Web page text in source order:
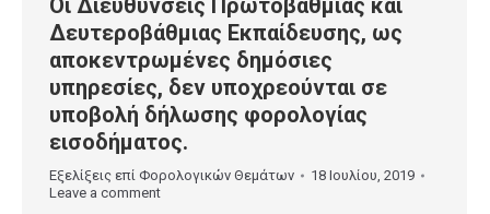
Οι Διευθύνσεις Πρωτοβάθμιας και
Δευτεροβάθμιας Εκπαίδευσης, ως
αποκεντρωμένες δημόσιες
υπηρεσίες, δεν υποχρεούνται σε
υποβολή δήλωσης φορολογίας
εισοδήματος.
Εξελίξεις επί Φορολογικών Θεμάτων
18 Ιουλίου, 2019
Leave a comment